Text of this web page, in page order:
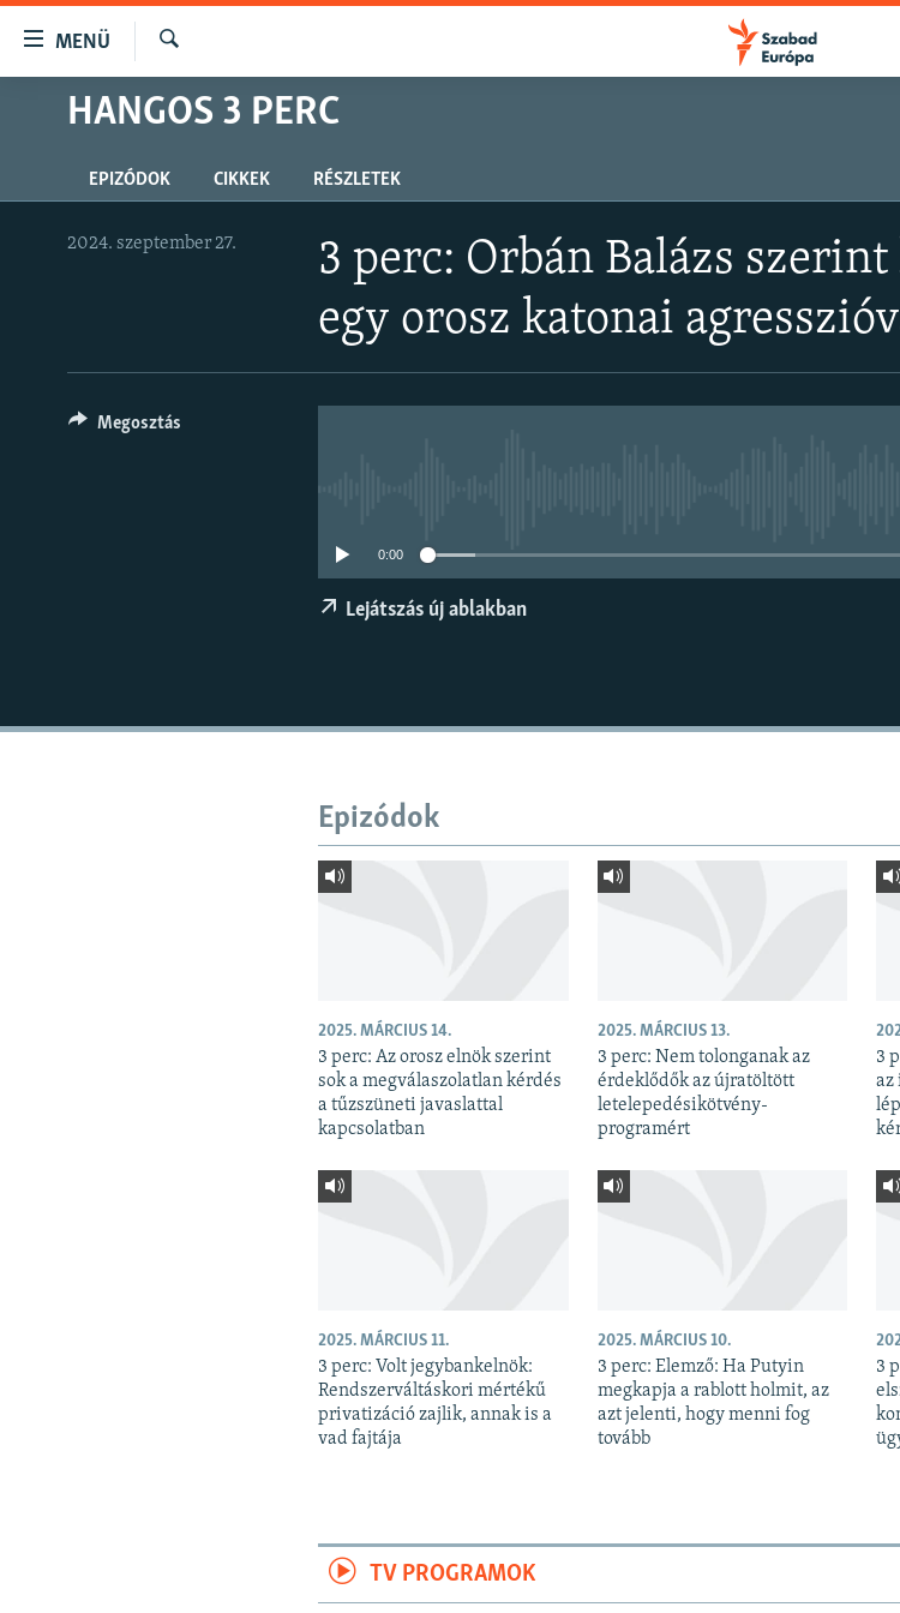
Akadálymentes
MENÜ
NAPIRENDEN
PODCASTOK
VIDEÓK
SZABADON
TÁRSADALOM
HANGOS 3 PERC
EPIZÓDOK CIKKEK RÉSZLETEK
3 perc: Orbán Balázs
egy orosz katonai
2024. szeptember 27.
0:00
Lejátszás új ablakban
Megosztás
Epizódok
2025. MÁRCIUS 14.
3 perc: Az orosz elnök szerint
sok a megválaszolatlan kérdés
a tűzszüneti javaslattal
kapcsolatban
2025. MÁRCIUS 13.
3 perc: Nem tolonganak az
érdeklődők az újratöltött
letelepedésikötvény-
programért
3
az
2025. MÁRCIUS 11.
3 perc: Volt jegybankelnök:
Rendszerváltáskori mértékű
privatizáció zajlik, annak is a
vad fajtája
2025. MÁRCIUS 10.
3 perc: Elemző: Ha Putyin
megkapja a rablott holmit, az
azt jelenti, hogy menni fog
tovább
3
TV PROGRAMOK